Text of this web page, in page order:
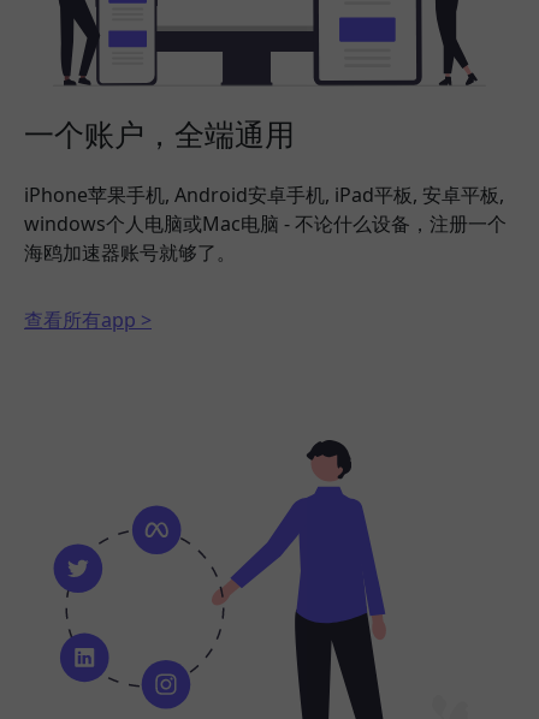
一个账户，全端通用
iPhone苹果手机, Android安卓手机, iPad平板, 安卓平板,
windows个人电脑或Mac电脑 - 不论什么设备，注册一个
海鸥加速器账号就够了。
查看所有app >